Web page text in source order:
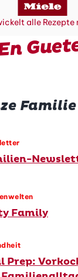
alle Rezepte
Familie
Family
Prep: